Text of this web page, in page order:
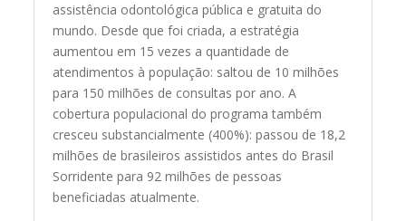
assistência odontológica pública e gratuita do
mundo. Desde que foi criada, a estratégia
aumentou em 15 vezes a quantidade de
atendimentos à população: saltou de 10 milhões
para 150 milhões de consultas por ano. A
cobertura populacional do programa também
cresceu substancialmente (400%): passou de 18,2
milhões de brasileiros assistidos antes do Brasil
Sorridente para 92 milhões de pessoas
beneficiadas atualmente.